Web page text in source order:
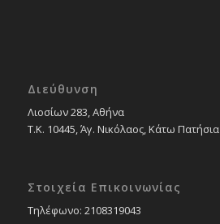
Διεύθυνση
Λιοσίων 283, Αθήνα
Τ.Κ. 10445, Άγ. Νικόλαος, Κάτω Πατήσια
Στοιχεία Επικοινωνίας
Tηλέφωνο: 2108319043